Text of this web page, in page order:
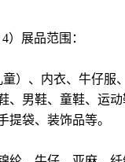
）展品范围：
童）、内衣、牛仔服
、男鞋、童鞋、运
提袋、装饰品等。